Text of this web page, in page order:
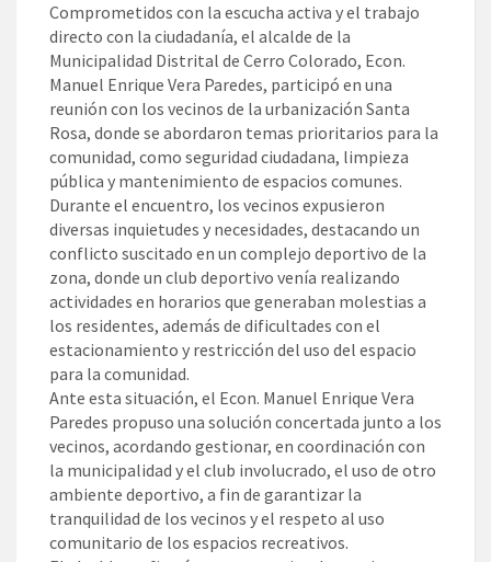
Comprometidos con la escucha activa y el trabajo
directo con la ciudadanía, el alcalde de la
Municipalidad Distrital de Cerro Colorado, Econ.
Manuel Enrique Vera Paredes, participó en una
reunión con los vecinos de la urbanización Santa
Rosa, donde se abordaron temas prioritarios para la
comunidad, como seguridad ciudadana, limpieza
pública y mantenimiento de espacios comunes.
Durante el encuentro, los vecinos expusieron
diversas inquietudes y necesidades, destacando un
conflicto suscitado en un complejo deportivo de la
zona, donde un club deportivo venía realizando
actividades en horarios que generaban molestias a
los residentes, además de dificultades con el
estacionamiento y restricción del uso del espacio
para la comunidad.
Ante esta situación, el Econ. Manuel Enrique Vera
Paredes propuso una solución concertada junto a los
vecinos, acordando gestionar, en coordinación con
la municipalidad y el club involucrado, el uso de otro
ambiente deportivo, a fin de garantizar la
tranquilidad de los vecinos y el respeto al uso
comunitario de los espacios recreativos.